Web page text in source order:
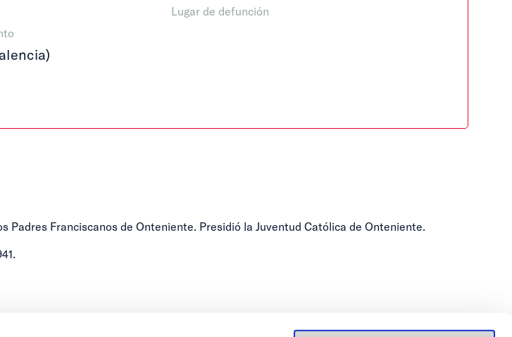
Lugar de defunción
Franciscanos de Onteniente. Presidió la Juventud Católica de Onteniente.